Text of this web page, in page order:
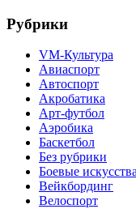
Рубрики
VM-Культура
Авиаспорт
Автоспорт
Акробатика
Арт-футбол
Аэробика
Баскетбол
Без рубрики
Боевые искусства
Вейкбординг
Велоспорт